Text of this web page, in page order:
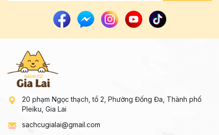
20 phạm Ngọc thạch, tổ 2, Phường Đống Đa, Thành phố
Pleiku, Gia Lai
sachcugialai@gmail.com